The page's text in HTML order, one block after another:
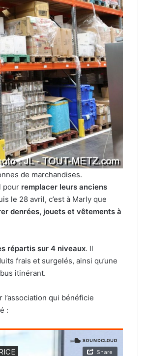
de marchandises.
pour remplacer leurs anciens
le 28 avril, c’est à Marly que
denrées, jouets et vêtements à
répartis sur 4 niveaux. Il
frais et surgelés, ainsi qu’une
itinérant.
qui bénéficie
:
3 août 2026
Un festival de musique celte
organisé au parc archéologique
de Bliesbruck les 7 et 8 août